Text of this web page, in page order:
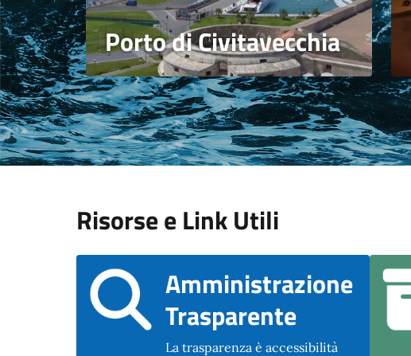
Porto di Civitavecchia
Risorse e Link Utili
Amministrazione
Trasparente
La trasparenza è accessibilità